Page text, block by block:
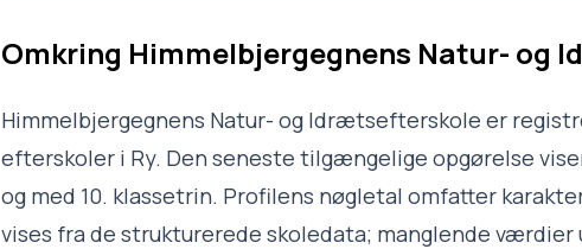
Omkring Himmelbjergegnens Natur- og
Himmelbjergegnens Natur- og Idrætsefterskole er
efterskoler i Ry. Den seneste tilgængelige opgørelse
og med 10. klassetrin. Profilens nøgletal omfatter
vises fra de strukturerede skoledata; manglende værdier